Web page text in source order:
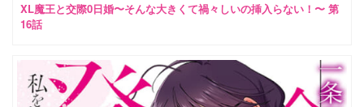
XL魔王と交際0日婚〜そんな大きくて禍々しいの挿入らない！〜 第
16話